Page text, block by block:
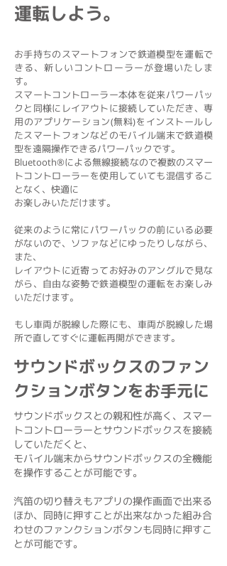
お手持ちのスマートフォンで鉄道模型を運転で
きる、新しいコントローラーが登場いたしま
す。
スマートコントローラー本体を従来パワーパッ
クと同様にレイアウトに接続していただき、専
用のアプリケーション(無料)をインストールし
たスマートフォンなどのモバイル端末で鉄道模
型を遠隔操作できるパワーパックです。
Bluetooth®による無線接続なので複数のスマー
トコントローラーを使用していても混信するこ
となく、快適に
お楽しみいただけます。
従来のように常にパワーパックの前にいる必要
がないので、ソファなどにゆったりしながら、
また、
レイアウトに近寄ってお好みのアングルで見な
がら、自由な姿勢で鉄道模型の運転をお楽しみ
いただけます。
​もし車両が脱線した際にも、車両が脱線した場
所で直してすぐに運転再開ができます。
サウンドボックスのファン
クションボタンをお手元に
サウンドボックスとの親和性が高く、スマー
トコントローラーとサウンドボックスを接続
していただくと、
モバイル端末からサウンドボックスの全機能
を操作することが可能です。
​汽笛の切り替えもアプリの操作画面で出来る
ほか、同時に押すことが出来なかった組み合
わせのファンクションボタンも同時に押すこ
とが可能です。
運転しよう。